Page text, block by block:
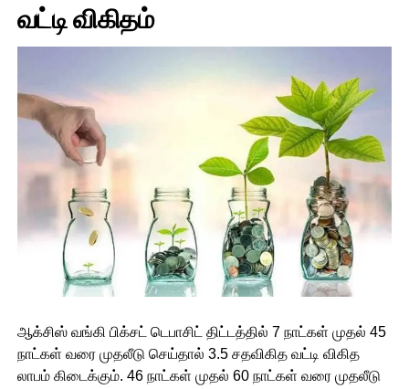
வட்டி விகிதம்
ஆக்சிஸ் வங்கி பிக்சட் டெபாசிட் திட்டத்தில் 7 நாட்கள் முதல் 45
நாட்கள் வரை முதலீடு செய்தால் 3.5 சதவிகித வட்டி விகித
லாபம் கிடைக்கும். 46 நாட்கள் முதல் 60 நாட்கள் வரை முதலீடு